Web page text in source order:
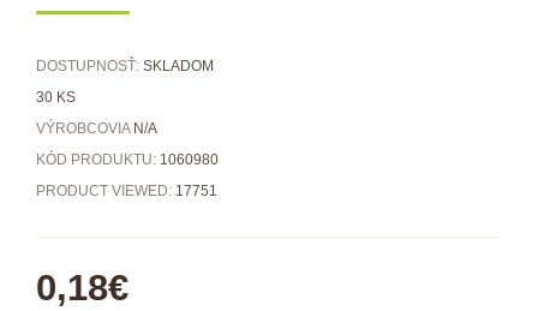
DOSTUPNOSŤ: SKLADOM
30 KS
VÝROBCOVIA N/A
KÓD PRODUKTU: 1060980
PRODUCT VIEWED: 17751
0,18€